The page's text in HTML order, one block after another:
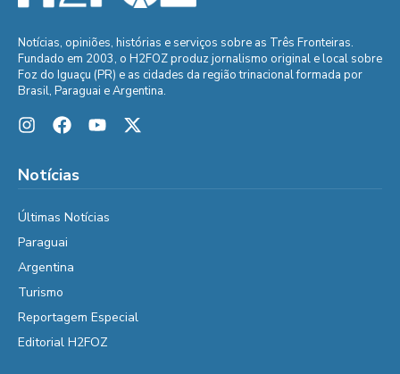
Notícias, opiniões, histórias e serviços sobre as Três Fronteiras.
Fundado em 2003, o H2FOZ produz jornalismo original e local sobre
Foz do Iguaçu (PR) e as cidades da região trinacional formada por
Brasil, Paraguai e Argentina.
Notícias
Últimas Notícias
Paraguai
Argentina
Turismo
Reportagem Especial
Editorial H2FOZ